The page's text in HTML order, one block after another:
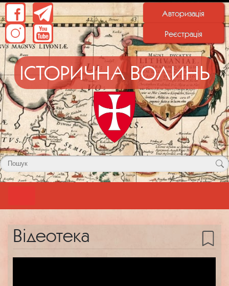
Авторизація
Реєстрація
ІСТОРИЧНА ВОЛИНЬ
Відеотека